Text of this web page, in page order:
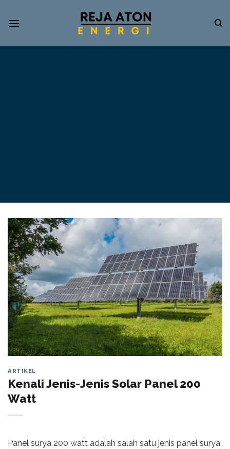
Informasi
ARTIKEL
Kenali Jenis-Jenis Solar Panel 200
Watt
Panel surya 200 watt adalah salah satu jenis panel surya